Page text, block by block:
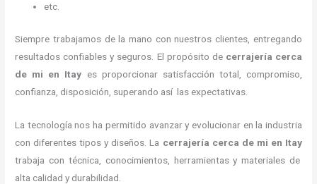
etc.
Siempre trabajamos de la mano con nuestros clientes, entregando
resultados confiables y seguros. El propósito de cerrajería cerca
de mi en Itay es proporcionar satisfacción total, compromiso,
confianza, disposición, superando así las expectativas.
La tecnología nos ha permitido avanzar y evolucionar en la industria
con diferentes tipos y diseños. La cerrajería cerca de mi en Itay
trabaja con técnica, conocimientos, herramientas y materiales de
alta calidad y durabilidad.